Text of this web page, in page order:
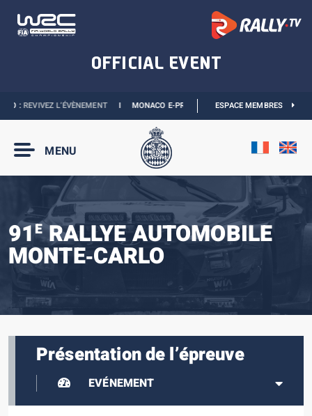
REVIVEZ L’ÉVÈNEMENTI MONACO E-PRIX 2027 : LES DATES SONT OFFICIELLES
ESPACE MEMBRES
MENU
91ERALLYE AUTOMOBILE
MONTE‑CARLO
Présentation de l’épreuve
EVÉNEMENT